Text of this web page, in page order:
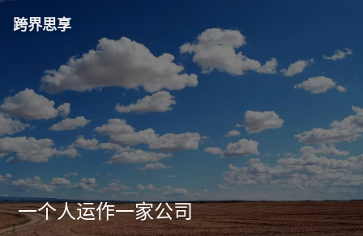
跨界思享
一个人运作一家公司